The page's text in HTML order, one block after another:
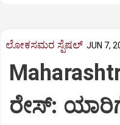
ಲೋಕಸಮರ ಸ್ಪೆಷಲ್‌ JUN 7,
ರೇಸ್‌: